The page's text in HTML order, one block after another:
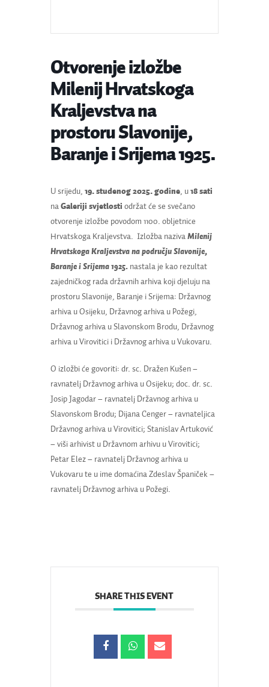
Otvorenje izložbe
Milenij Hrvatskoga
Kraljevstva na
prostoru Slavonije,
Baranje i Srijema 1925.
U srijedu, 19. studenog 2025. godine, u 18 sati
na Galeriji svjetlosti održat će se svečano
otvorenje izložbe povodom 1100. obljetnice
Hrvatskoga Kraljevstva. Izložba naziva Milenij
Hrvatskoga Kraljevstva na području Slavonije,
Baranje i Srijema 1925. nastala je kao rezultat
zajedničkog rada državnih arhiva koji djeluju na
prostoru Slavonije, Baranje i Srijema: Državnog
arhiva u Osijeku, Državnog arhiva u Požegi,
Državnog arhiva u Slavonskom Brodu, Državnog
arhiva u Virovitici i Državnog arhiva u Vukovaru.
O izložbi će govoriti: dr. sc. Dražen Kušen –
ravnatelj Državnog arhiva u Osijeku; doc. dr. sc.
Josip Jagodar – ravnatelj Državnog arhiva u
Slavonskom Brodu; Dijana Cenger – ravnateljica
Državnog arhiva u Virovitici; Stanislav Artuković
– viši arhivist u Državnom arhivu u Virovitici;
Petar Elez – ravnatelj Državnog arhiva u
Vukovaru te u ime domaćina Zdeslav Španiček –
ravnatelj Državnog arhiva u Požegi.
SHARE THIS EVENT